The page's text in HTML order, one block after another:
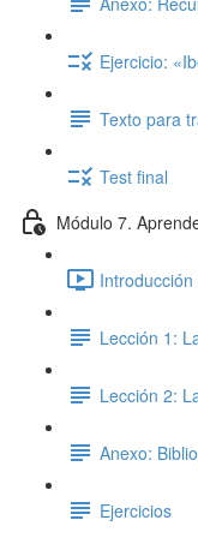
Ejercicio:
Texto para
Test final
Módulo 7.
Lección 1:
Lección 2:
Anexo:
Ejercicios